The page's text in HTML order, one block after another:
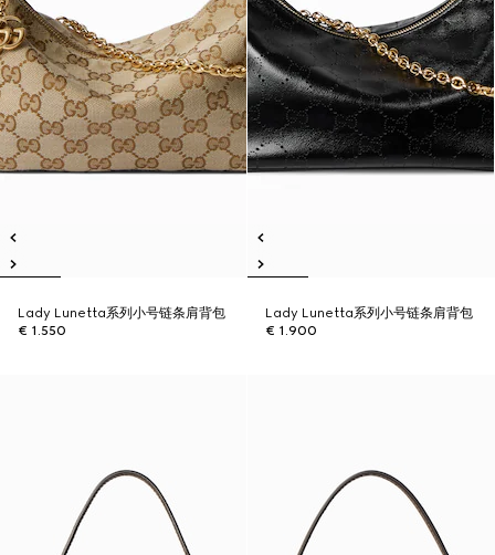
Lady Lunetta系列小号链条肩背包
€ 1.550
Lady Lunetta系列小号链条肩背包
€ 1.900